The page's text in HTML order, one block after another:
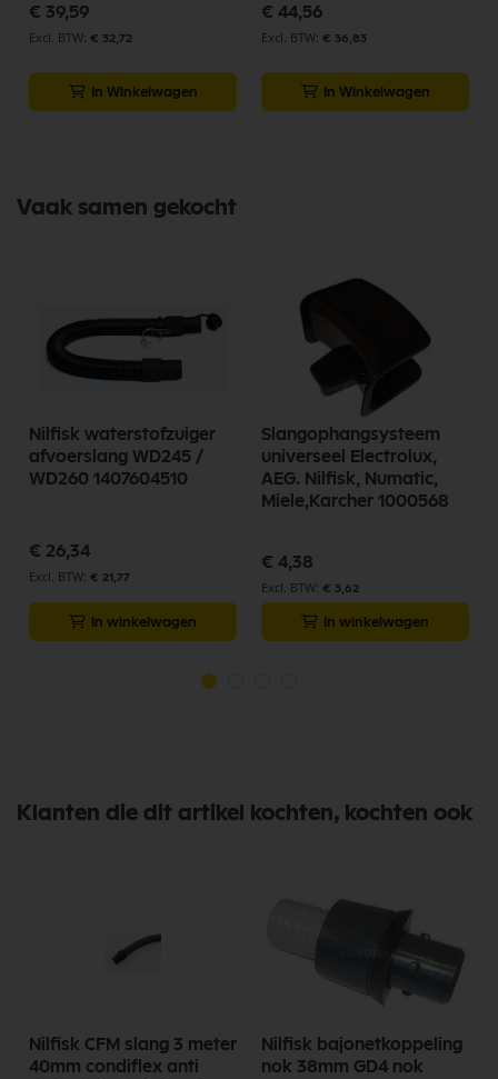
€ 39,59
€ 32,72
In Winkelwagen
€ 44,56
€ 36,83
In Winkelwagen
Vaak samen gekocht
Nilfisk waterstofzuiger
afvoerslang WD245 /
WD260 1407604510
€ 26,34
€ 21,77
In winkelwagen
Slangophangsysteem
universeel Electrolux,
AEG. Nilfisk, Numatic,
Miele,Karcher 1000568
€ 4,38
€ 3,62
In winkelwagen
Klanten die dit artikel kochten, kochten ook
Nilfisk CFM slang 3 meter
40mm condiflex anti
Nilfisk bajonetkoppeling
nok 38mm GD4 nok